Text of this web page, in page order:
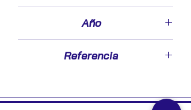
Año
Referencia